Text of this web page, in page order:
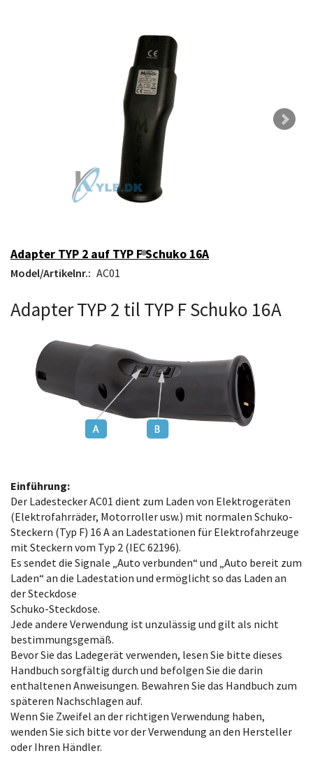
Adapter TYP 2 auf TYP F Schuko 16A
Model/Artikelnr.: AC01
Adapter TYP 2 til TYP F Schuko 16A
Einführung:
Der Ladestecker AC01 dient zum Laden von Elektrogeräten
(Elektrofahrräder, Motorroller usw.) mit normalen Schuko-
Steckern (Typ F) 16 A an Ladestationen für Elektrofahrzeuge
mit Steckern vom Typ 2 (IEC 62196).
Es sendet die Signale „Auto verbunden“ und „Auto bereit zum
Laden“ an die Ladestation und ermöglicht so das Laden an
der Steckdose
Schuko-Steckdose.
Jede andere Verwendung ist unzulässig und gilt als nicht
bestimmungsgemäß.
Bevor Sie das Ladegerät verwenden, lesen Sie bitte dieses
Handbuch sorgfältig durch und befolgen Sie die darin
enthaltenen Anweisungen. Bewahren Sie das Handbuch zum
späteren Nachschlagen auf.
Wenn Sie Zweifel an der richtigen Verwendung haben,
wenden Sie sich bitte vor der Verwendung an den Hersteller
oder Ihren Händler.